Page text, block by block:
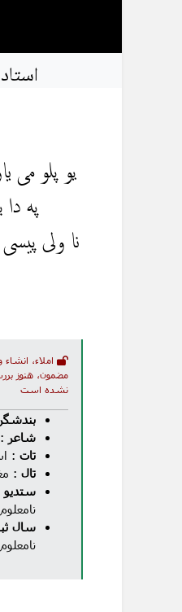
یو پلو می
په
نا ولی
املاء،
مضمون، هنوز
نشده است
بندشگر
شاعر :
تات :
تال :
ستدیو
نامعلوم
سال
نامعلوم